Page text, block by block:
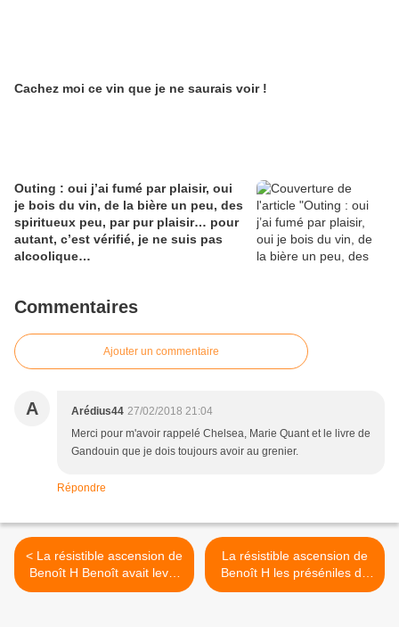
Cachez moi ce vin que je ne saurais voir !
Outing : oui j’ai fumé par plaisir, oui
je bois du vin, de la bière un peu, des
spiritueux peu, par pur plaisir… pour
autant, c’est vérifié, je ne suis pas
alcoolique…
Commentaires
Ajouter un commentaire
A Arédius44 27/02/2018 21:04
Merci pour m'avoir rappelé Chelsea, Marie Quant et le livre de
Gandouin que je dois toujours avoir au grenier.
Répondre
< La résistible ascension de
Benoît H Benoît avait levé,
en son pays, sa Mme de
La résistible ascension de
Benoît H les préséniles du
Kremlin n'ont que faire du